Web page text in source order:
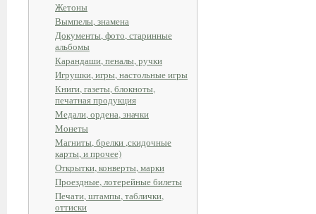
Жетоны
Вымпелы, знамена
Документы, фото, старинные
альбомы
Карандаши, пеналы, ручки
Игрушки, игры, настольные игры
Книги, газеты, блокноты,
печатная продукция
Медали, ордена, значки
Монеты
Магниты, брелки ,скидочные
карты, и прочее)
Открытки, конверты, марки
Проездные, лотерейные билеты
Печати, штампы, таблички,
оттиски